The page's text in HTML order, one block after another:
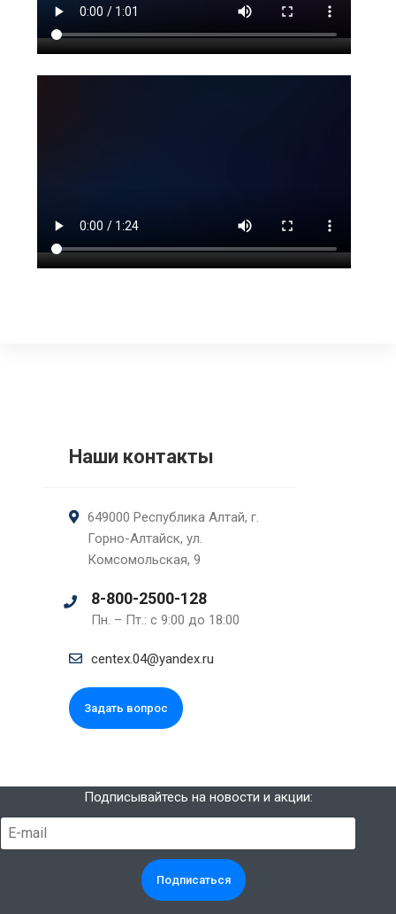
Наши контакты
649000 Республика Алтай, г.
Горно-Алтайск, ул.
Комсомольская, 9
8-800-2500-128
Пн. – Пт.: с 9:00 до 18:00
centex.04@yandex.ru
Задать вопрос
Подписывайтесь на новости и акции: